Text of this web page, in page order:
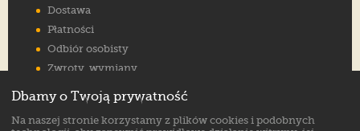
Dostawa
Płatności
Odbiór osobisty
Zwroty, wymiany
Jak wybrać rozmiar
FAQ
Dbamy o Twoją prywatność
Na naszej stronie korzystamy z plików cookies i podobnych